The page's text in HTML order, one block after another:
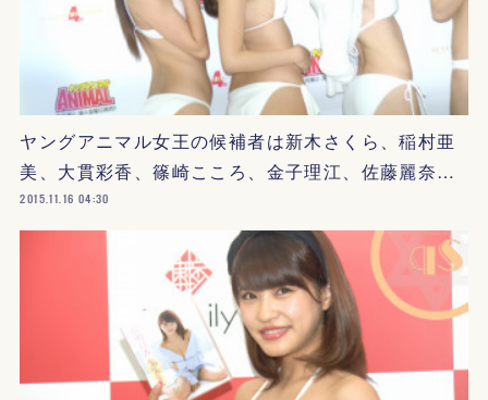
ヤングアニマル女王の候補者は新木さくら、稲村亜
美、大貫彩香、篠崎こころ、金子理江、佐藤麗奈…
2015.11.16 04:30